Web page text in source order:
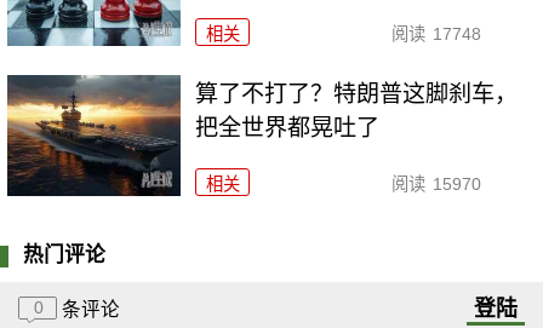
相关 阅读 17748
算了不打了？特朗普这脚刹车，
把全世界都晃吐了
相关 阅读 15970
热门评论
0 条评论 登陆